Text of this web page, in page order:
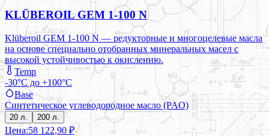
KLÜBEROIL GEM 1-100 N
Klüberoil GEM 1-100 N — редукторные и многоцелевые масла
на основе специально отобранных минеральных масел с
высокой устойчивостью к окислению.
Temp
-30°C до +100°C
Base
Синтетическое углеводородное масло (PAO)
20 л. 200 л.
Цена:58 122,90 ₽